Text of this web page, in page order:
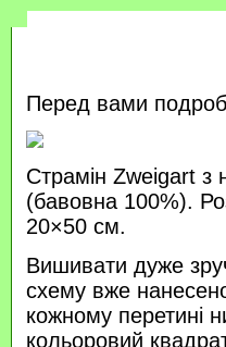
Перед вами
Страмін Zweigart з
(бавовна 100%).
20×50 см.
Вишивати дуже
схему вже
кожному перетині
кольоровий